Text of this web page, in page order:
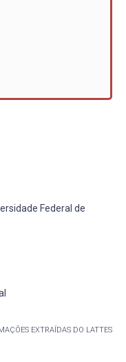
Federal de
EXTRAÍDAS DO LATTES